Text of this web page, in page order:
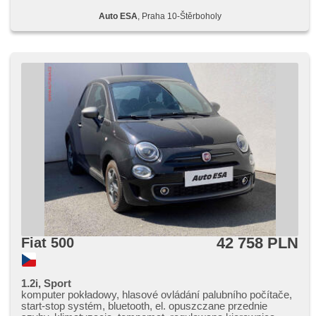
jízdy v jízdním pruhuAuto ESA , Praha 10-Štěrboholy
Fiat 500 42 758 PLN
1.2i, Sport
komputer pokładowy, hlasové ovládání palubního počítače,
start-stop systém, bluetooth, el. opuszczane przednie